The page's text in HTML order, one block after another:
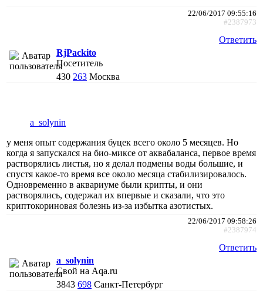
22/06/2017 09:55:16
#2387973
Ответить
RjPackito
Посетитель
430 263 Москва
a_solynin
у меня опыт содержания буцек всего около 5 месяцев. Но
когда я запускался на био-миксе от аквабаланса, первое время
растворялись листья, но я делал подмены воды большие, и
спустя какое-то время все около месяца стабилизировалось.
Одновременно в аквариуме были крипты, и они
растворялись, содержал их впервые и сказали, что это
криптокориновая болезнь из-за избытка азотистых.
22/06/2017 09:58:26
#2387974
Ответить
a_solynin
Свой на Aqa.ru
3843 698 Санкт-Петербург